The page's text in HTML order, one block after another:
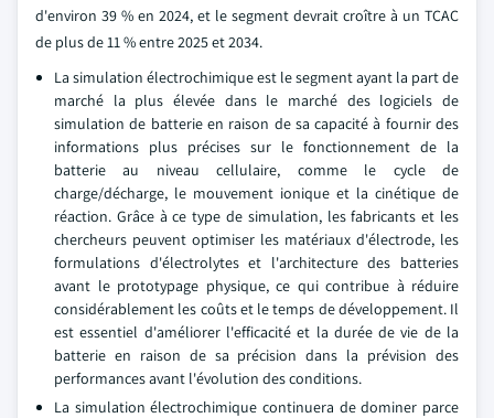
d'environ 39 % en 2024, et le segment devrait croître à un TCAC
de plus de 11 % entre 2025 et 2034.
La simulation électrochimique est le segment ayant la part de
marché la plus élevée dans le marché des logiciels de
simulation de batterie en raison de sa capacité à fournir des
informations plus précises sur le fonctionnement de la
batterie au niveau cellulaire, comme le cycle de
charge/décharge, le mouvement ionique et la cinétique de
réaction. Grâce à ce type de simulation, les fabricants et les
chercheurs peuvent optimiser les matériaux d'électrode, les
formulations d'électrolytes et l'architecture des batteries
avant le prototypage physique, ce qui contribue à réduire
considérablement les coûts et le temps de développement. Il
est essentiel d'améliorer l'efficacité et la durée de vie de la
batterie en raison de sa précision dans la prévision des
performances avant l'évolution des conditions.
La simulation électrochimique continuera de dominer parce